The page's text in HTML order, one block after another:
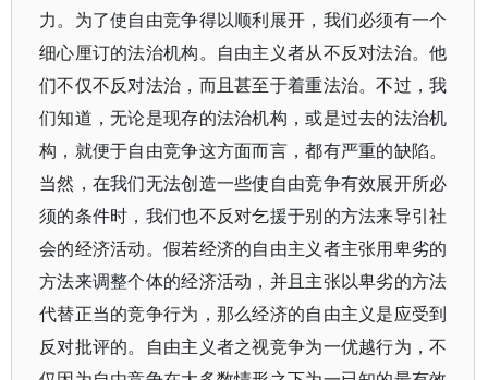
力。为了使自由竞争得以顺利展开，我们必须有一个
细心厘订的法治机构。自由主义者从不反对法治。他
们不仅不反对法治，而且甚至于着重法治。不过，我
们知道，无论是现存的法治机构，或是过去的法治机
构，就便于自由竞争这方面而言，都有严重的缺陷。
当然，在我们无法创造一些使自由竞争有效展开所必
须的条件时，我们也不反对乞援于别的方法来导引社
会的经济活动。假若经济的自由主义者主张用卑劣的
方法来调整个体的经济活动，并且主张以卑劣的方法
代替正当的竞争行为，那么经济的自由主义是应受到
反对批评的。自由主义者之视竞争为一优越行为，不